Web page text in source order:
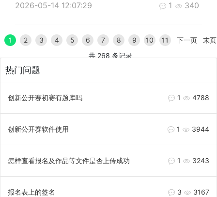
2026-05-14 12:07:29
1 340
1 2 3 4 5 6 7 8 9 10 11 下一页
末页
共 268 条记录
热门问题
创新公开赛初赛有题库吗 1 4788
创新公开赛软件使用 1 3944
怎样查看报名及作品等文件是否上传成功 1 3243
报名表上的签名 3 3167